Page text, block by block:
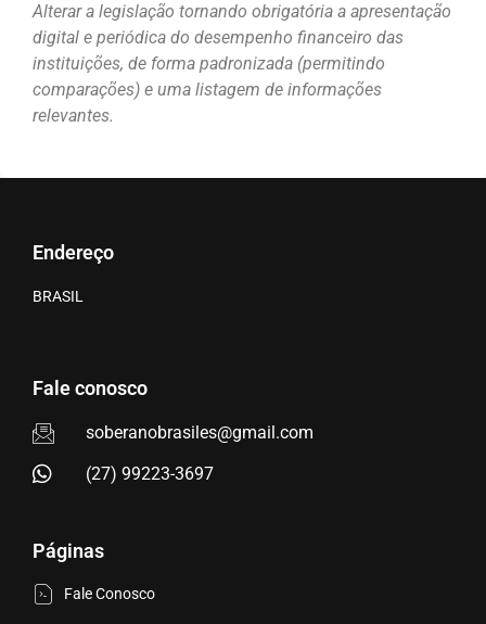
Alterar a legislação tornando obrigatória a apresentação
digital e periódica do desempenho financeiro das
instituições, de forma padronizada (permitindo
comparações) e uma listagem de informações
relevantes.
Endereço
BRASIL
Fale conosco
soberanobrasiles@gmail.com
(27) 99223-3697
Páginas
Fale Conosco